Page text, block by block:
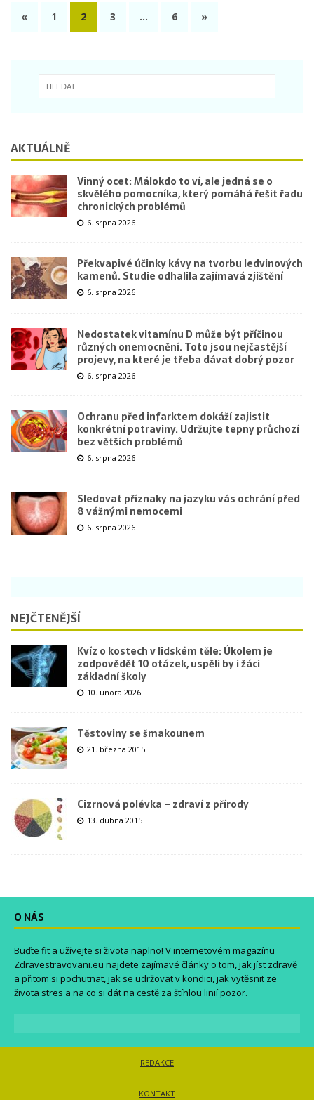
« 1 2 3 … 6 »
AKTUÁLNĚ
Vinný ocet: Málokdo to ví, ale jedná se o
skvělého pomocníka, který pomáhá řešit řadu
chronických problémů
6. srpna 2026
Překvapivé účinky kávy na tvorbu ledvinových
kamenů. Studie odhalila zajímavá zjištění
6. srpna 2026
Nedostatek vitamínu D může být příčinou
různých onemocnění. Toto jsou nejčastější
projevy, na které je třeba dávat dobrý pozor
6. srpna 2026
Ochranu před infarktem dokáží zajistit
konkrétní potraviny. Udržujte tepny průchozí
bez větších problémů
6. srpna 2026
Sledovat příznaky na jazyku vás ochrání před
8 vážnými nemocemi
6. srpna 2026
NEJČTENĚJŠÍ
Kvíz o kostech v lidském těle: Úkolem je
zodpovědět 10 otázek, uspěli by i žáci
základní školy
10. února 2026
Těstoviny se šmakounem
21. března 2015
Cizrnová polévka – zdraví z přírody
13. dubna 2015
O NÁS
Buďte fit a užívejte si života naplno! V internetovém magazínu
Zdravestravovani.eu najdete zajímavé články o tom, jak jíst zdravě
a přitom si pochutnat, jak se udržovat v kondici, jak vytěsnit ze
života stres a na co si dát na cestě za štíhlou linií pozor.
REDAKCE
KONTAKT